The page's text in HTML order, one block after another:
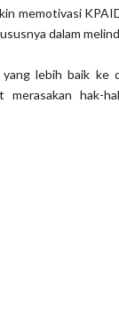
memotivasi
dalam
lebih baik ke
hak-